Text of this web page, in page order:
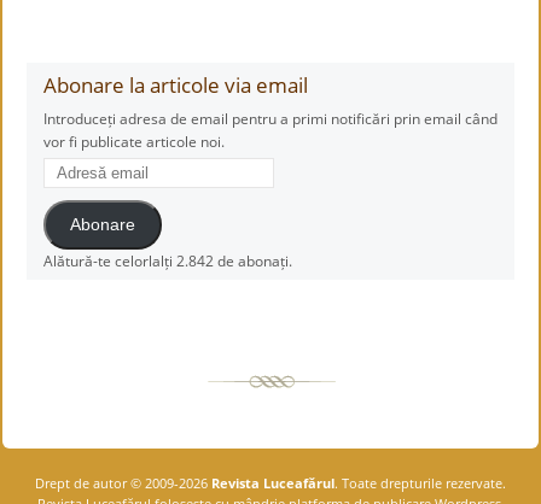
Abonare la articole via email
Introduceți adresa de email pentru a primi notificări prin email când
vor fi publicate articole noi.
Adresă
email
Abonare
Alătură-te celorlalți 2.842 de abonați.
Drept de autor © 2009-2026 Revista Luceafărul. Toate drepturile rezervate.